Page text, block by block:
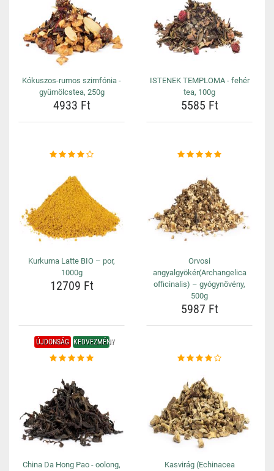
Kókuszos-rumos szimfónia -
gyümölcstea, 250g
4933 Ft
ISTENEK TEMPLOMA - fehér
tea, 100g
5585 Ft
Kurkuma Latte BIO – por,
1000g
12709 Ft
Orvosi
angyalgyökér(Archangelica
officinalis) – gyógynövény,
500g
5987 Ft
ÚJDONSÁG KEDVEZMÉNY
China Da Hong Pao - oolong,
Kasvirág (Echinacea